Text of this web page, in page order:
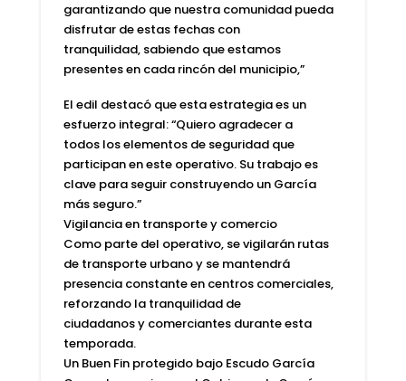
garantizando que nuestra comunidad pueda
disfrutar de estas fechas con
tranquilidad, sabiendo que estamos
presentes en cada rincón del municipio,”
El edil destacó que esta estrategia es un
esfuerzo integral: “Quiero agradecer a
todos los elementos de seguridad que
participan en este operativo. Su trabajo es
clave para seguir construyendo un García
más seguro.”
Vigilancia en transporte y comercio
Como parte del operativo, se vigilarán rutas
de transporte urbano y se mantendrá
presencia constante en centros comerciales,
reforzando la tranquilidad de
ciudadanos y comerciantes durante esta
temporada.
Un Buen Fin protegido bajo Escudo García